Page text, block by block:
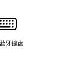
牙键盘